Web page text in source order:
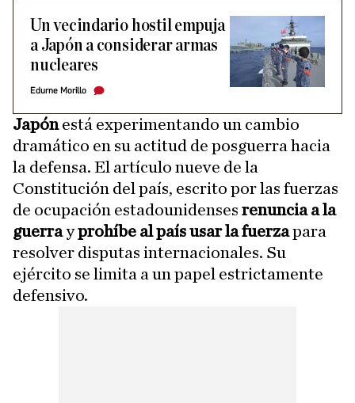
Un vecindario hostil empuja
a Japón a considerar armas
nucleares
Edurne Morillo
Japónestá experimentando un cambio
dramático en su actitud de posguerra hacia
la defensa. El artículo nueve de la
Constitución del país, escrito por las fuerzas
de ocupación estadounidenses renuncia a la
guerrayprohíbe al país usar la fuerzapara
resolver disputas internacionales. Su
ejército se limita a un papel estrictamente
defensivo.